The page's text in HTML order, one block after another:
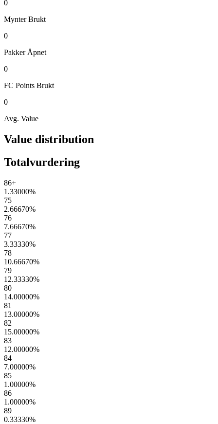
0
Mynter Brukt
0
Pakker Åpnet
0
FC Points Brukt
0
Avg. Value
Value distribution
Totalvurdering
86+
1.33000%
75
2.66670%
76
7.66670%
77
3.33330%
78
10.66670%
79
12.33330%
80
14.00000%
81
13.00000%
82
15.00000%
83
12.00000%
84
7.00000%
85
1.00000%
86
1.00000%
89
0.33330%